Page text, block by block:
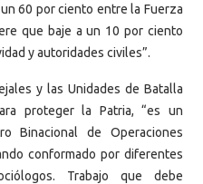
60 por ciento entre la Fuerza
que baje a un 10 por ciento
y autoridades civiles”.
y las Unidades de Batalla
proteger la Patria, “es un
Binacional de Operaciones
conformado por diferentes
Trabajo que debe